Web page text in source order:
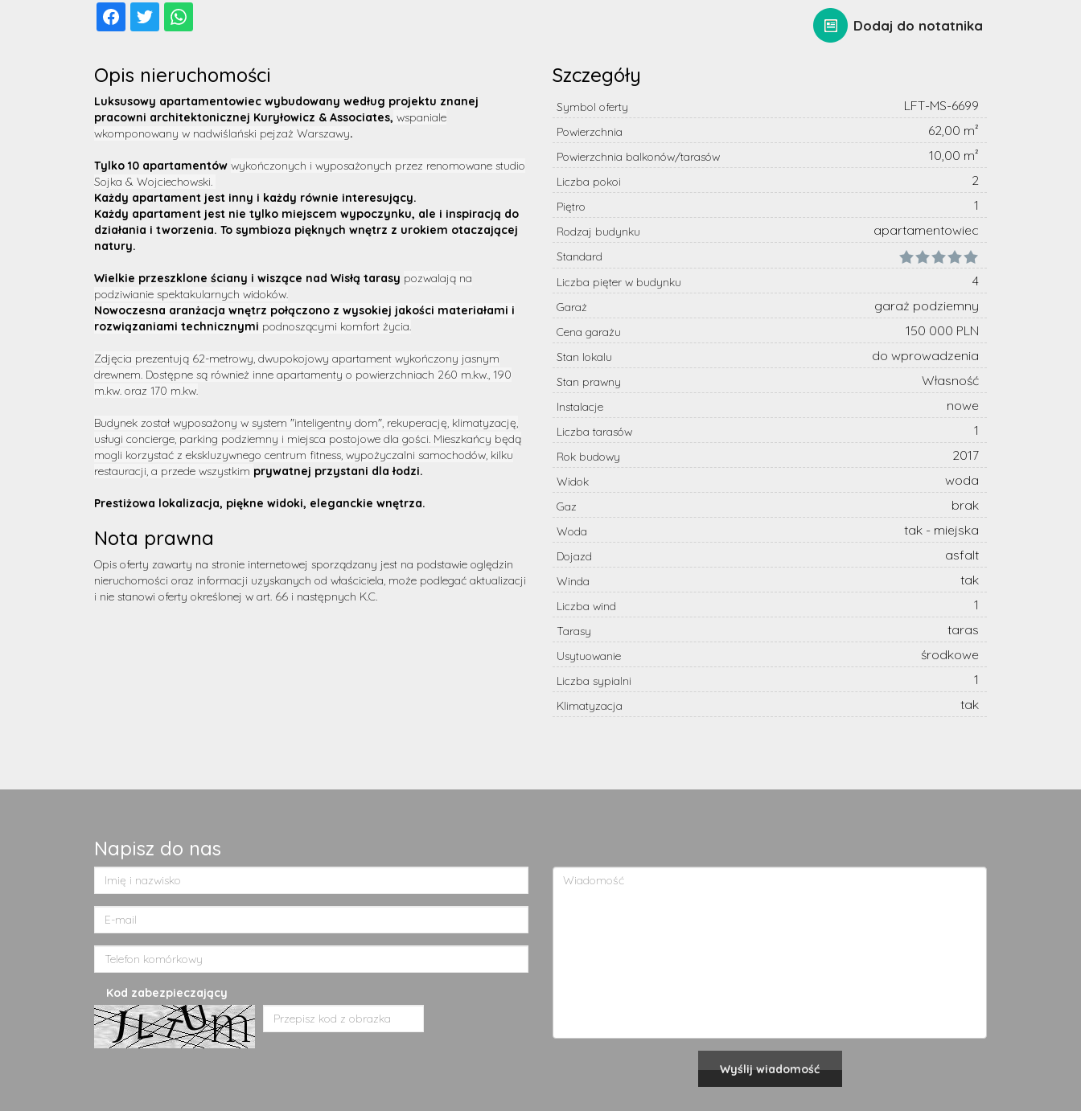
Dodaj do notatnika
Opis nieruchomości
Luksusowy apartamentowiec wybudowany według projektu znanej
pracowni architektonicznej Kuryłowicz & Associates, wspaniale
wkomponowany w nadwiślański pejzaż Warszawy.
Tylko 10 apartamentów wykończonych i wyposażonych przez renomowane studio
Sojka & Wojciechowski.
Każdy apartament jest inny i każdy równie interesujący.
Każdy apartament jest nie tylko miejscem wypoczynku, ale i inspiracją do
działania i tworzenia. To symbioza pięknych wnętrz z urokiem otaczającej
natury.
Wielkie przeszklone ściany i wiszące nad Wisłą tarasy pozwalają na
podziwianie spektakularnych widoków.
Nowoczesna aranżacja wnętrz połączono z wysokiej jakości materiałami i
rozwiązaniami technicznymi podnoszącymi komfort życia.
Zdjęcia prezentują 62-metrowy, dwupokojowy apartament wykończony jasnym
drewnem. Dostępne są również inne apartamenty o powierzchniach 260 m.kw., 190
m.kw. oraz 170 m.kw.
Budynek został wyposażony w system "inteligentny dom", rekuperację, klimatyzację,
usługi concierge, parking podziemny i miejsca postojowe dla gości. Mieszkańcy będą
mogli korzystać z ekskluzywnego centrum fitness, wypożyczalni samochodów, kilku
restauracji, a przede wszystkim prywatnej przystani dla łodzi.
Prestiżowa lokalizacja, piękne widoki, eleganckie wnętrza.
Nota prawna
Opis oferty zawarty na stronie internetowej sporządzany jest na podstawie oględzin
nieruchomości oraz informacji uzyskanych od właściciela, może podlegać aktualizacji
i nie stanowi oferty określonej w art. 66 i następnych K.C.
Szczegóły
Symbol oferty LFT-MS-6699
Powierzchnia 62,00 m²
Powierzchnia balkonów/tarasów 10,00 m²
Liczba pokoi 2
Piętro 1
Rodzaj budynku apartamentowiec
Standard
Liczba pięter w budynku
4
Garaż garaż podziemny
Cena garażu 150 000 PLN
Stan lokalu do wprowadzenia
Stan prawny Własność
Instalacje nowe
Liczba tarasów 1
Rok budowy 2017
Widok woda
Gaz brak
Woda tak - miejska
Dojazd asfalt
Winda tak
Liczba wind 1
Tarasy taras
Usytuowanie środkowe
Liczba sypialni 1
Klimatyzacja tak
Napisz do nas
Kod zabezpieczający